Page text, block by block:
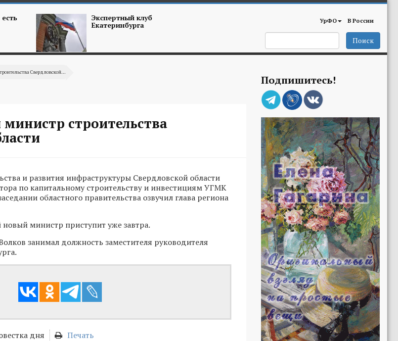
Экспертный клуб
Екатеринбурга УрФО В России
Поиск
Свердловской...
строительства
и развития инфраструктуры Свердловской области
по капитальному строительству и инвестициям УГМК
областного правительства озвучил глава региона
министр приступит уже завтра.
занимал должность заместителя руководителя
дня
Печать
Подпишитесь!